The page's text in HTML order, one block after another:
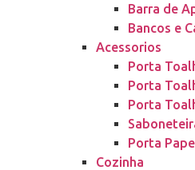
Barra de
Bancos e
Acessorios
Porta
Porta
Porta
Porta
Cozinha